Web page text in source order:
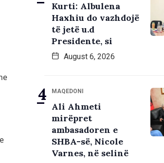
Kurti: Albulena
Haxhiu do vazhdojë
të jetë u.d
Presidente, si
August 6, 2026
MAQEDONI
Ali Ahmeti
mirëpret
ambasadoren e
SHBA-së, Nicole
Varnes, në selinë